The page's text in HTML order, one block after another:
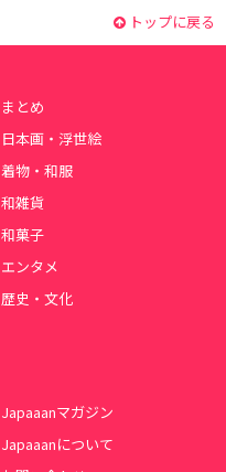
トップに戻る
まとめ
日本画・浮世絵
着物・和服
和雑貨
和菓子
エンタメ
歴史・文化
Japaaanマガジン
Japaaanについて